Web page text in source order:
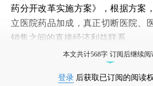
药分开改革实施方案》，根据方案
立医院药品加成，真正切断医院、
销售之间的直接经济利益联系。
本文共计568字 订阅后继续阅
登录 后获取已订阅的阅读